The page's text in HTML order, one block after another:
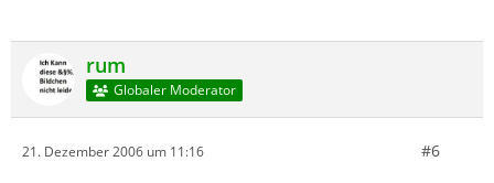
rum
Globaler Moderator
21. Dezember 2006 um 11:16 #6